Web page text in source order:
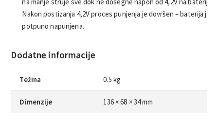
Nakon postizanja 4,2V proces punjenja je dovršen – baterija je
potpuno napunjena.
Dodatne informacije
Težina 0.5 kg
Dimenzije 136 × 68 × 34 mm